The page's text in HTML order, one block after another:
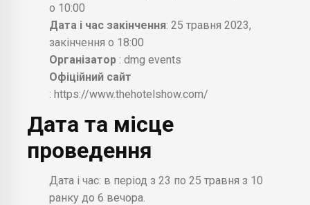
о 10:00
Дата і час закінчення: 25 травня 2023,
закінчення о 18:00
Організатор : dmg events
Офіційний сайт
: https://www.thehotelshow.com/
Дата та місце
проведення
Дата і час: в період з 23 по 25 травня з 10
ранку до 6 вечора.